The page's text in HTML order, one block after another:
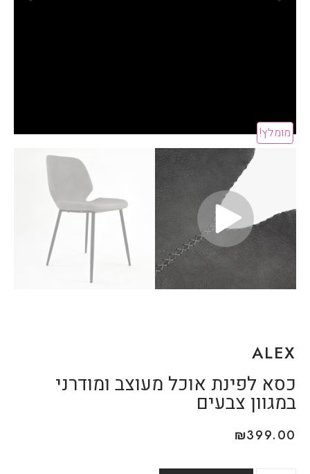
ALEX
כסא לפינת אוכל מעוצב ומודרני
במגוון צבעים
₪399.00
מומלץ!